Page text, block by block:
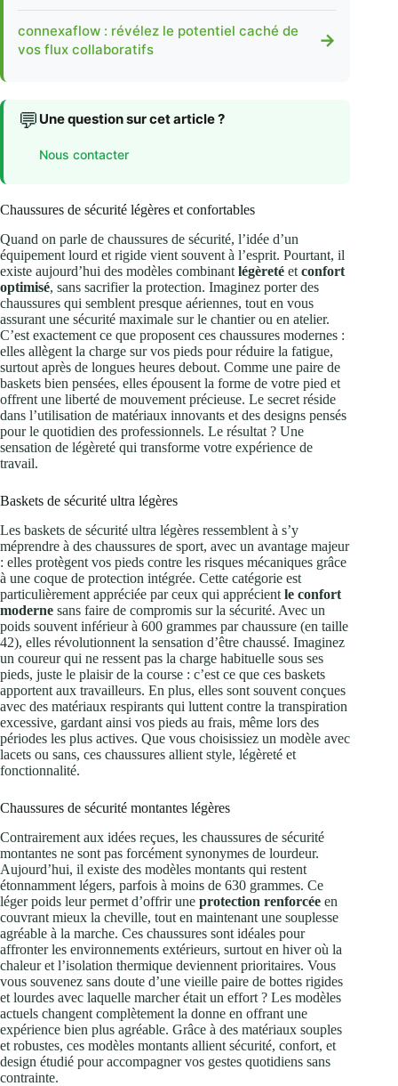
connexaflow : révélez le potentiel caché de
vos flux collaboratifs
→
💬 Une question sur cet article ?
Nous contacter
Chaussures de sécurité légères et confortables
Quand on parle de chaussures de sécurité, l’idée d’un
équipement lourd et rigide vient souvent à l’esprit. Pourtant, il
existe aujourd’hui des modèles combinant légèreté et confort
optimisé, sans sacrifier la protection. Imaginez porter des
chaussures qui semblent presque aériennes, tout en vous
assurant une sécurité maximale sur le chantier ou en atelier.
C’est exactement ce que proposent ces chaussures modernes :
elles allègent la charge sur vos pieds pour réduire la fatigue,
surtout après de longues heures debout. Comme une paire de
baskets bien pensées, elles épousent la forme de votre pied et
offrent une liberté de mouvement précieuse. Le secret réside
dans l’utilisation de matériaux innovants et des designs pensés
pour le quotidien des professionnels. Le résultat ? Une
sensation de légèreté qui transforme votre expérience de
travail.
Baskets de sécurité ultra légères
Les baskets de sécurité ultra légères ressemblent à s’y
méprendre à des chaussures de sport, avec un avantage majeur
: elles protègent vos pieds contre les risques mécaniques grâce
à une coque de protection intégrée. Cette catégorie est
particulièrement appréciée par ceux qui apprécient le confort
moderne sans faire de compromis sur la sécurité. Avec un
poids souvent inférieur à 600 grammes par chaussure (en taille
42), elles révolutionnent la sensation d’être chaussé. Imaginez
un coureur qui ne ressent pas la charge habituelle sous ses
pieds, juste le plaisir de la course : c’est ce que ces baskets
apportent aux travailleurs. En plus, elles sont souvent conçues
avec des matériaux respirants qui luttent contre la transpiration
excessive, gardant ainsi vos pieds au frais, même lors des
périodes les plus actives. Que vous choisissiez un modèle avec
lacets ou sans, ces chaussures allient style, légèreté et
fonctionnalité.
Chaussures de sécurité montantes légères
Contrairement aux idées reçues, les chaussures de sécurité
montantes ne sont pas forcément synonymes de lourdeur.
Aujourd’hui, il existe des modèles montants qui restent
étonnamment légers, parfois à moins de 630 grammes. Ce
léger poids leur permet d’offrir une protection renforcée en
couvrant mieux la cheville, tout en maintenant une souplesse
agréable à la marche. Ces chaussures sont idéales pour
affronter les environnements extérieurs, surtout en hiver où la
chaleur et l’isolation thermique deviennent prioritaires. Vous
vous souvenez sans doute d’une vieille paire de bottes rigides
et lourdes avec laquelle marcher était un effort ? Les modèles
actuels changent complètement la donne en offrant une
expérience bien plus agréable. Grâce à des matériaux souples
et robustes, ces modèles montants allient sécurité, confort, et
design étudié pour accompagner vos gestes quotidiens sans
contrainte.